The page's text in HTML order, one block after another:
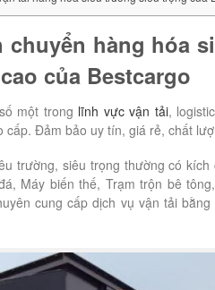
chuyển hàng hóa
của Bestcargo
một trong lĩnh vực vận tải,
cấp. Đảm bảo uy tín, giá rẻ, chất
trường, siêu trọng thường có
Máy biến thế, Trạm trộn bê
cung cấp dịch vụ vận tải